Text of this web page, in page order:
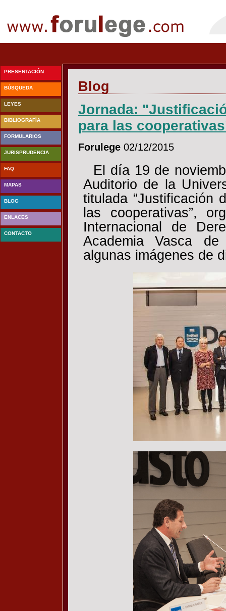
Blog
Jornada:
para las
Forulege 02/12/2015
El día 19 de
Auditorio de la
titulada “Justificación
las cooperativas”,
Internacional de
Academia Vasca
algunas imágenes de
PRESENTACIÓN
BÚSQUEDA
LEYES
BIBLIOGRAFÍA
FORMULARIOS
JURISPRUDENCIA
FAQ
MAPAS
BLOG
ENLACES
CONTACTO